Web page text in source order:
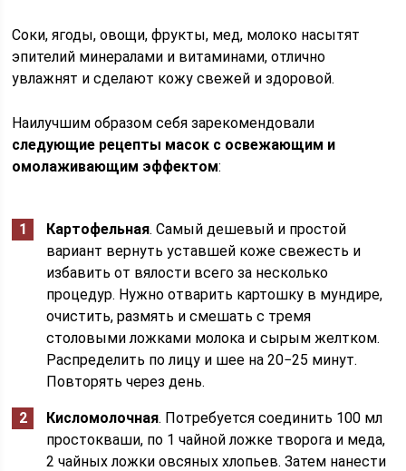
Соки, ягоды, овощи, фрукты, мед, молоко насытят
эпителий минералами и витаминами, отлично
увлажнят и сделают кожу свежей и здоровой.
Наилучшим образом себя зарекомендовали
следующие рецепты масок с освежающим и
омолаживающим эффектом:
Картофельная. Самый дешевый и простой
вариант вернуть уставшей коже свежесть и
избавить от вялости всего за несколько
процедур. Нужно отварить картошку в мундире,
очистить, размять и смешать с тремя
столовыми ложками молока и сырым желтком.
Распределить по лицу и шее на 20−25 минут.
Повторять через день.
Кисломолочная. Потребуется соединить 100 мл
простокваши, по 1 чайной ложке творога и меда,
2 чайных ложки овсяных хлопьев. Затем нанести